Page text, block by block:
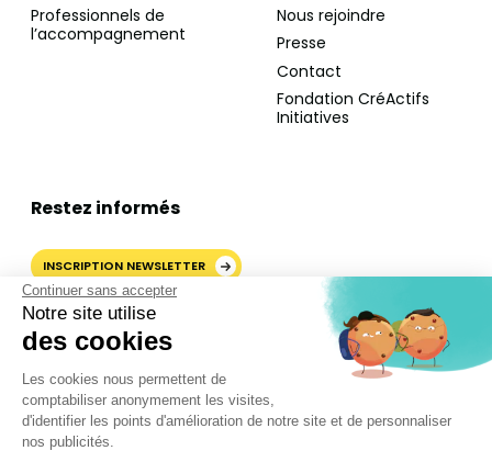
Continuer sans accepter
Notre site utilise
des cookies
Les cookies nous permettent de
comptabiliser anonymement les visites,
d'identifier les points d'amélioration de notre site et de personnaliser
nos publicités.
Professionnels de
l’accompagnement
Nous rejoindre
Presse
Contact
Fondation CréActifs
Initiatives
Restez informés
INSCRIPTION NEWSLETTER
AJOUTER CRÉACTIFS COMME
SOURCE PRÉFÉRÉE SUR
GOOGLE